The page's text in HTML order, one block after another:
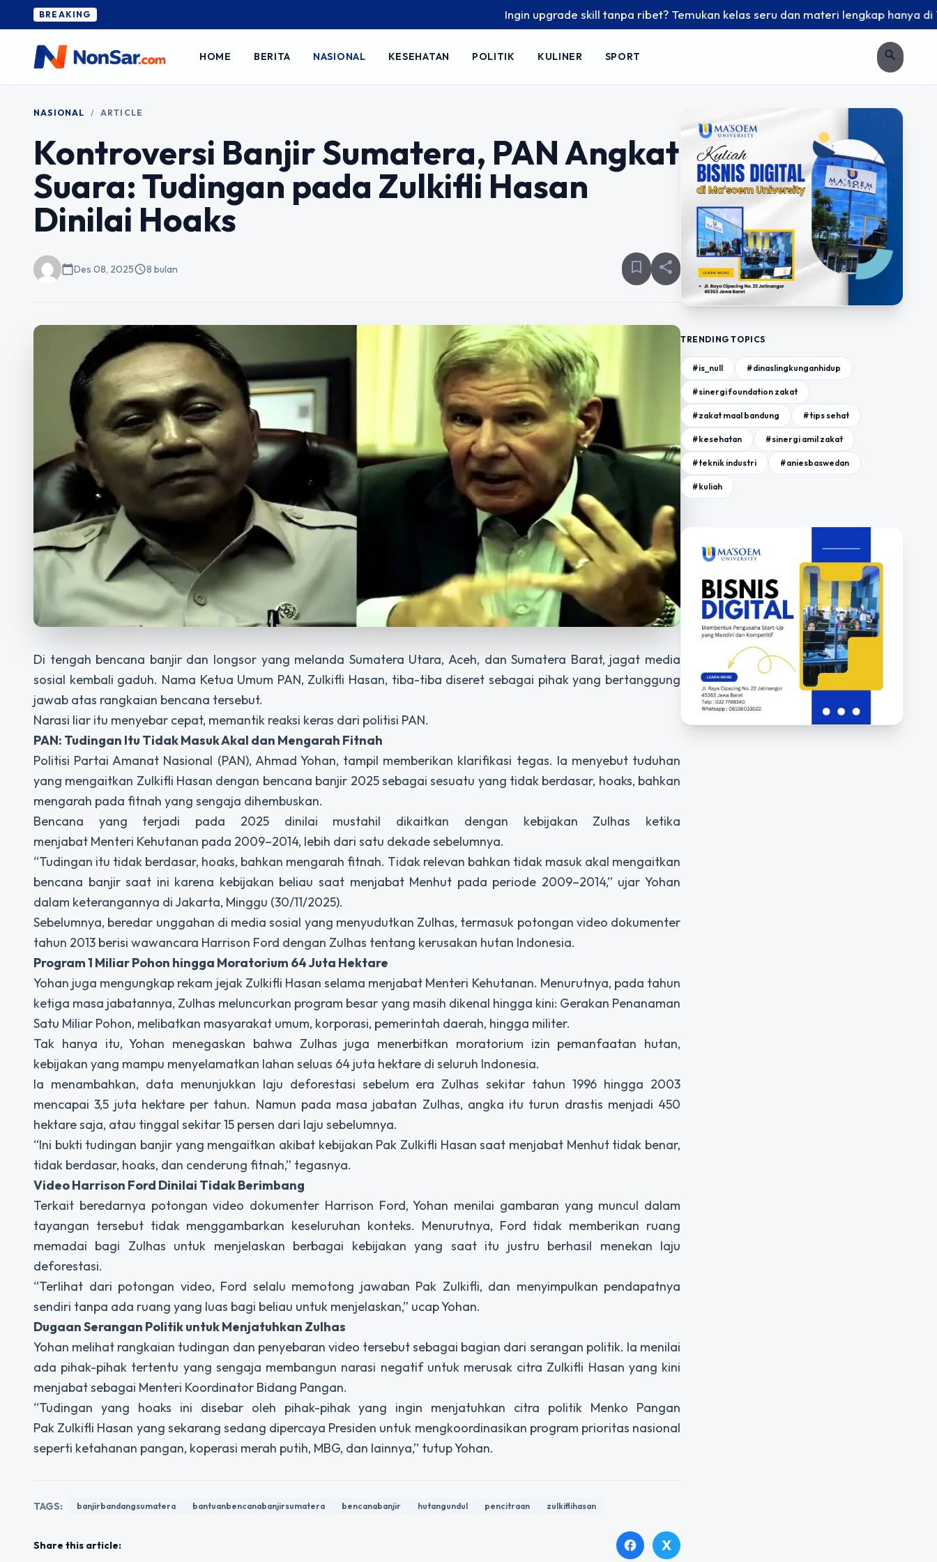
BREAKING Ingin upgrade skill tanpa ribet? Temukan kelas seru dan materi lengkap hanya di
HOME BERITA NASIONAL KESEHATAN POLITIK KULINER SPORT search
NASIONAL / ARTICLE
Kontroversi Banjir Sumatera, PAN Angkat
Suara: Tudingan pada Zulkifli Hasan
Dinilai Hoaks
calendar_todayDes 08, 2025schedule8 bulan bookmark_border share
Di tengah bencana banjir dan longsor yang melanda Sumatera Utara, Aceh, dan Sumatera Barat, jagat media
sosial kembali gaduh. Nama Ketua Umum PAN, Zulkifli Hasan, tiba-tiba diseret sebagai pihak yang bertanggung
jawab atas rangkaian bencana tersebut.
Narasi liar itu menyebar cepat, memantik reaksi keras dari politisi PAN.
PAN: Tudingan Itu Tidak Masuk Akal dan Mengarah Fitnah
Politisi Partai Amanat Nasional (PAN), Ahmad Yohan, tampil memberikan klarifikasi tegas. Ia menyebut tuduhan
yang mengaitkan Zulkifli Hasan dengan bencana banjir 2025 sebagai sesuatu yang tidak berdasar, hoaks, bahkan
mengarah pada fitnah yang sengaja dihembuskan.
Bencana yang terjadi pada 2025 dinilai mustahil dikaitkan dengan kebijakan Zulhas ketika
menjabat Menteri Kehutanan pada 2009–2014, lebih dari satu dekade sebelumnya.
“Tudingan itu tidak berdasar, hoaks, bahkan mengarah fitnah. Tidak relevan bahkan tidak masuk akal mengaitkan
bencana banjir saat ini karena kebijakan beliau saat menjabat Menhut pada periode 2009–2014,” ujar Yohan
dalam keterangannya di Jakarta, Minggu (30/11/2025).
Sebelumnya, beredar unggahan di media sosial yang menyudutkan Zulhas, termasuk potongan video dokumenter
tahun 2013 berisi wawancara Harrison Ford dengan Zulhas tentang kerusakan hutan Indonesia.
Program 1 Miliar Pohon hingga Moratorium 64 Juta Hektare
Yohan juga mengungkap rekam jejak Zulkifli Hasan selama menjabat Menteri Kehutanan. Menurutnya, pada tahun
ketiga masa jabatannya, Zulhas meluncurkan program besar yang masih dikenal hingga kini: Gerakan Penanaman
Satu Miliar Pohon, melibatkan masyarakat umum, korporasi, pemerintah daerah, hingga militer.
Tak hanya itu, Yohan menegaskan bahwa Zulhas juga menerbitkan moratorium izin pemanfaatan hutan,
kebijakan yang mampu menyelamatkan lahan seluas 64 juta hektare di seluruh Indonesia.
Ia menambahkan, data menunjukkan laju deforestasi sebelum era Zulhas sekitar tahun 1996 hingga 2003
mencapai 3,5 juta hektare per tahun. Namun pada masa jabatan Zulhas, angka itu turun drastis menjadi 450
hektare saja, atau tinggal sekitar 15 persen dari laju sebelumnya.
“Ini bukti tudingan banjir yang mengaitkan akibat kebijakan Pak Zulkifli Hasan saat menjabat Menhut tidak benar,
tidak berdasar, hoaks, dan cenderung fitnah,” tegasnya.
Video Harrison Ford Dinilai Tidak Berimbang
Terkait beredarnya potongan video dokumenter Harrison Ford, Yohan menilai gambaran yang muncul dalam
tayangan tersebut tidak menggambarkan keseluruhan konteks. Menurutnya, Ford tidak memberikan ruang
memadai bagi Zulhas untuk menjelaskan berbagai kebijakan yang saat itu justru berhasil menekan laju
deforestasi.
“Terlihat dari potongan video, Ford selalu memotong jawaban Pak Zulkifli, dan menyimpulkan pendapatnya
sendiri tanpa ada ruang yang luas bagi beliau untuk menjelaskan,” ucap Yohan.
Dugaan Serangan Politik untuk Menjatuhkan Zulhas
Yohan melihat rangkaian tudingan dan penyebaran video tersebut sebagai bagian dari serangan politik. Ia menilai
ada pihak-pihak tertentu yang sengaja membangun narasi negatif untuk merusak citra Zulkifli Hasan yang kini
menjabat sebagai Menteri Koordinator Bidang Pangan.
“Tudingan yang hoaks ini disebar oleh pihak-pihak yang ingin menjatuhkan citra politik Menko Pangan
Pak Zulkifli Hasan yang sekarang sedang dipercaya Presiden untuk mengkoordinasikan program prioritas nasional
seperti ketahanan pangan, koperasi merah putih, MBG, dan lainnya,” tutup Yohan.
TAGS: banjirbandangsumatera bantuanbencanabanjirsumatera bencanabanjir hutangundul pencitraan zulkiflihasan
Share this article: facebook X
TRENDING TOPICS
#is_null #dinaslingkunganhidup
#sinergi foundation zakat
#zakat maal bandung #tips sehat
#kesehatan #sinergi amil zakat
#teknik industri #aniesbaswedan
#kuliah